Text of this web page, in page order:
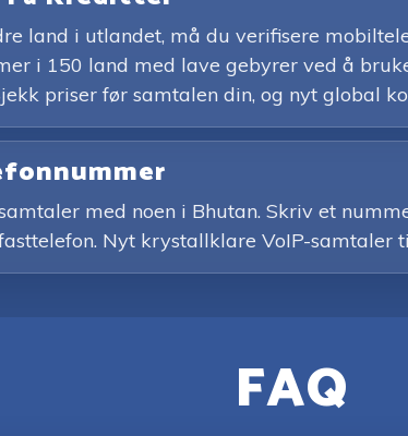
land i utlandet, må du verifisere
i 150 land med lave gebyrer ved å
priser før samtalen din, og nyt global
med noen i Bhutan. Skriv et
Nyt krystallklare VoIP-samtaler
FAQ